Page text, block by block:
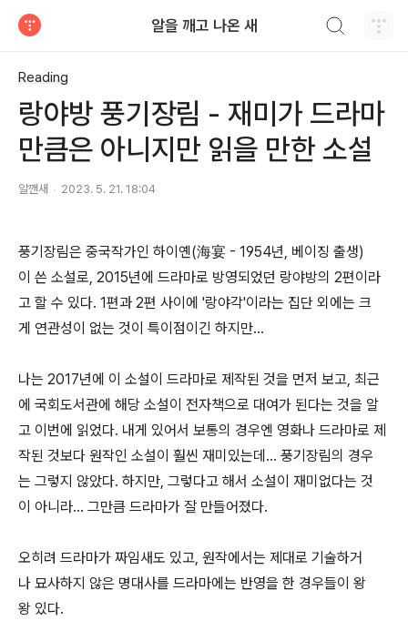
알을 깨고 나온 새
Reading
랑야방 풍기장림 - 재미가 드라마
만큼은 아니지만 읽을 만한 소설
알깬새 2023. 5. 21. 18:04
풍기장림은 중국작가인 하이옌(海宴 - 1954년, 베이징 출생)
이 쓴 소설로, 2015년에 드라마로 방영되었던 랑야방의 2편이라
고 할 수 있다. 1편과 2편 사이에 '랑야각'이라는 집단 외에는 크
게 연관성이 없는 것이 특이점이긴 하지만...
나는 2017년에 이 소설이 드라마로 제작된 것을 먼저 보고, 최근
에 국회도서관에 해당 소설이 전자책으로 대여가 된다는 것을 알
고 이번에 읽었다. 내게 있어서 보통의 경우엔 영화나 드라마로 제
작된 것보다 원작인 소설이 훨씬 재미있는데... 풍기장림의 경우
는 그렇지 않았다. 하지만, 그렇다고 해서 소설이 재미없다는 것
이 아니라... 그만큼 드라마가 잘 만들어졌다.
오히려 드라마가 짜임새도 있고, 원작에서는 제대로 기술하거
나 묘사하지 않은 명대사를 드라마에는 반영을 한 경우들이 왕
왕 있다.